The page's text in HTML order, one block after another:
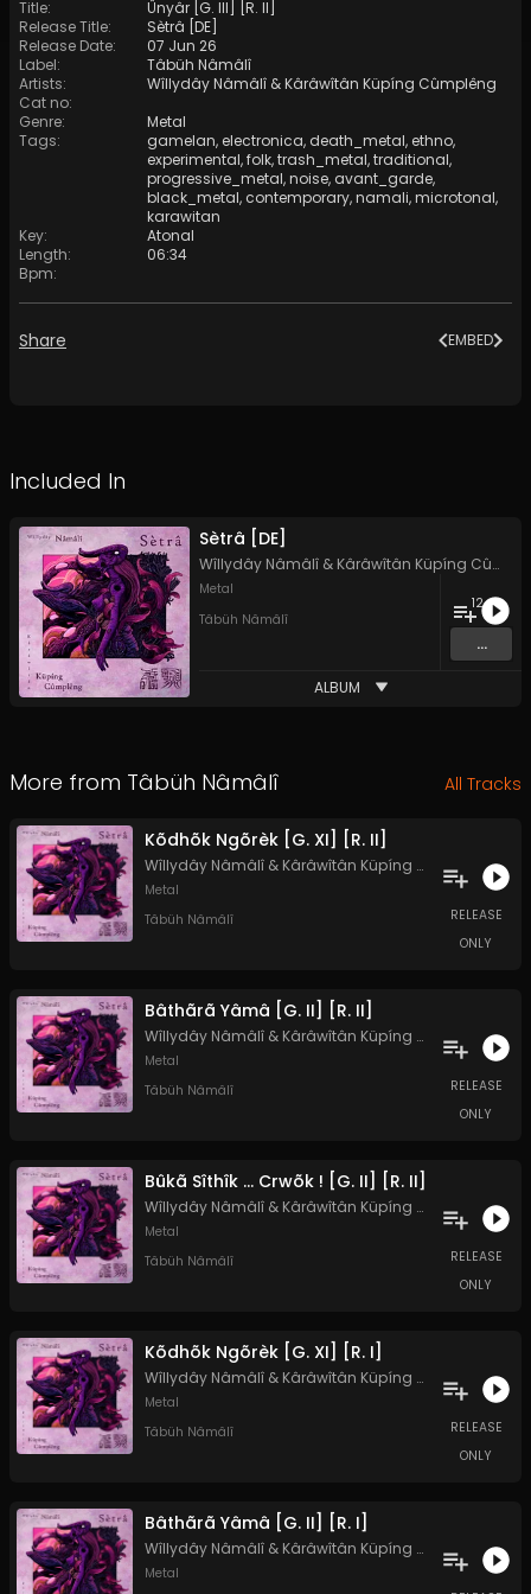
Title:
Ûnyâr [G. III] [R. II]
Release Title:
Sètrâ [DE]
Release Date:
07 Jun 26
Label:
Tâbüh Nâmâlî
Artists: Wîllydây Nâmâlî &Kârâwîtân Küpíng Cûmplêng
Cat no:
Genre:
Metal
Tags: gamelan, electronica, death_metal, ethno,
experimental,folk,trash_metal,traditional,
progressive_metal,noise, avant_garde,
black_metal, contemporary,namali,microtonal,
karawitan
Key:
Atonal
Length:
06:34
Bpm:
Share EMBED
Included In
Sètrâ [DE]
Wîllydây Nâmâlî & Kârâwîtân Küpíng Cûmplêng
Metal
Tâbüh Nâmâlî
12
...
ALBUM
More from Tâbüh Nâmâlî All Tracks
Kõdhõk Ngõrèk [G. XI] [R. II]
Wîllydây Nâmâlî & Kârâwîtân Küpíng Cûmplêng
Metal
Tâbüh Nâmâlî
RELEASE
ONLY
Bâthãrã Yâmâ [G. II] [R. II]
Wîllydây Nâmâlî & Kârâwîtân Küpíng Cûmplêng
Metal
Tâbüh Nâmâlî
RELEASE
ONLY
Bûkã Sîthîk ... Crwõk ! [G. II] [R. II]
Wîllydây Nâmâlî & Kârâwîtân Küpíng Cûmplêng
Metal
Tâbüh Nâmâlî
RELEASE
ONLY
Kõdhõk Ngõrèk [G. XI] [R. I]
Wîllydây Nâmâlî & Kârâwîtân Küpíng Cûmplêng
Metal
Tâbüh Nâmâlî
RELEASE
ONLY
Bâthãrã Yâmâ [G. II] [R. I]
Wîllydây Nâmâlî & Kârâwîtân Küpíng Cûmplêng
Metal